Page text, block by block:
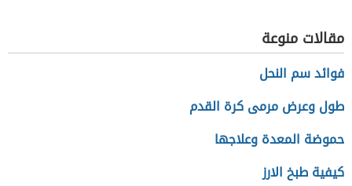
مقالات منوعة
فوائد سم النحل
طول وعرض مرمى كرة القدم
حموضة المعدة وعلاجها
كيفية طبخ الارز